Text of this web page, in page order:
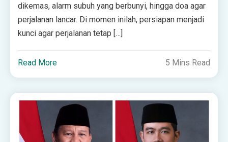
dikemas, alarm subuh yang berbunyi, hingga doa agar
perjalanan lancar. Di momen inilah, persiapan menjadi
kunci agar perjalanan tetap […]
Read More 5 Mins Read